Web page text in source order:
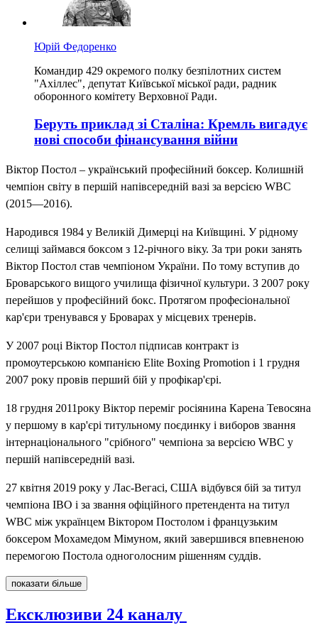
Юрій Федоренко
Командир 429 окремого полку безпілотних систем
"Ахіллес", депутат Київської міської ради, радник
оборонного комітету Верховної Ради.
Беруть приклад зі Сталіна: Кремль вигадує
нові способи фінансування війни
Віктор Постол – український професійний боксер. Колишній
чемпіон світу в першій напівсередній вазі за версією WBC
(2015—2016).
Народився 1984 у Великій Димерці на Київщині. У рідному
селищі займався боксом з 12-річного віку. За три роки занять
Віктор Постол став чемпіоном України. По тому вступив до
Броварського вищого училища фізичної культури. З 2007 року
перейшов у професійний бокс. Протягом професіональної
кар'єри тренувався у Броварах у місцевих тренерів.
У 2007 році Віктор Постол підписав контракт із
промоутерською компанією Elite Boxing Promotion і 1 грудня
2007 року провів перший бій у профікар'єрі.
18 грудня 2011року Віктор переміг росіянина Карена Тевосяна
у першому в кар'єрі титульному поєдинку і виборов звання
інтернаціонального "срібного" чемпіона за версією WBC у
першій напівсередній вазі.
27 квітня 2019 року у Лас-Вегасі, США відбувся бій за титул
чемпіона IBO і за звання офіційного претендента на титул
WBC між українцем Віктором Постолом і французьким
боксером Мохамедом Мімуном, який завершився впевненою
перемогою Постола одноголосним рішенням суддів.
показати більше
Ексклюзиви 24 каналу